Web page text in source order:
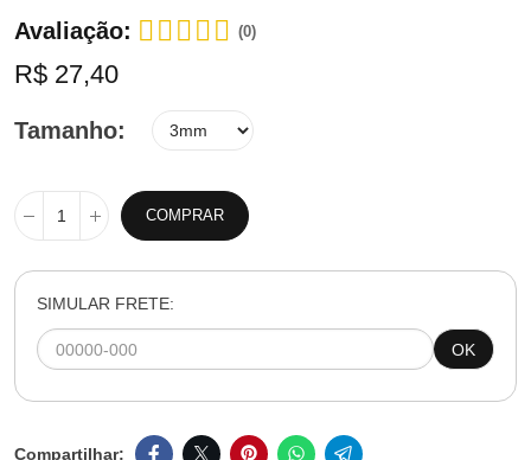
Avaliação:
(0)
R$ 27,40
Tamanho
COMPRAR
SIMULAR FRETE:
OK